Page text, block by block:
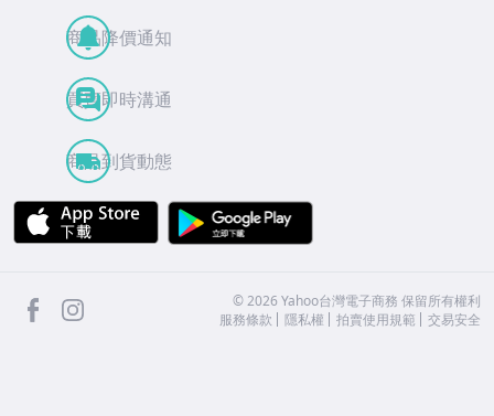
商品降價通知
買賣即時溝通
商品到貨動態
APP Store
facebook ©2026 Yahoo台灣電子商務 保留所有權利
服務條款
隱私權 拍賣使用規範 交易安全